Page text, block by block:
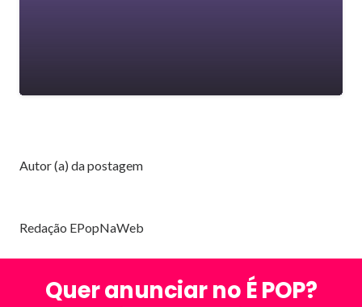
Autor (a) da postagem
Redação EPopNaWeb
Quer anunciar no É POP?